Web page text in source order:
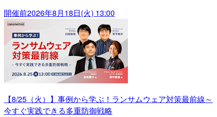
開催前2026年8月18日(火) 13:00
【8/25（火）】事例から学ぶ！ランサムウェア対策最前線～
今すぐ実践できる多重防御戦略